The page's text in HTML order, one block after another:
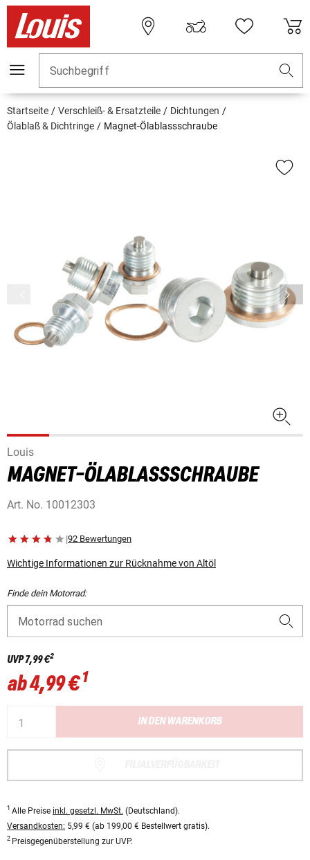
Suchbegriff
Startseite Verschleiß- & Ersatzteile
Dichtungen
Ölablaß & Dichtringe
Magnet-Ölablassschraube
Louis
MAGNET-ÖLABLASSSCHRAUBE
Art. No. 10012303
|92 Bewertungen
Wichtige Informationen zur Rücknahme von Altöl
Finde dein Motorrad:
Motorrad suchen
UVP7,99 €2
ab4,99 €1
IN DEN WARENKORB
1 Alle Preise inkl. gesetzl. MwSt. (Deutschland).
Versandkosten: 5,99 € (ab 199,00 € Bestellwert gratis).
2 Preisgegenüberstellung zur UVP.